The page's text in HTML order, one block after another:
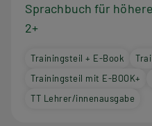
Sprachbuch für
2+
Trainingsteil + E-Book
Trainingsteil mit E-BOOK+
TT Lehrer/innenausgabe